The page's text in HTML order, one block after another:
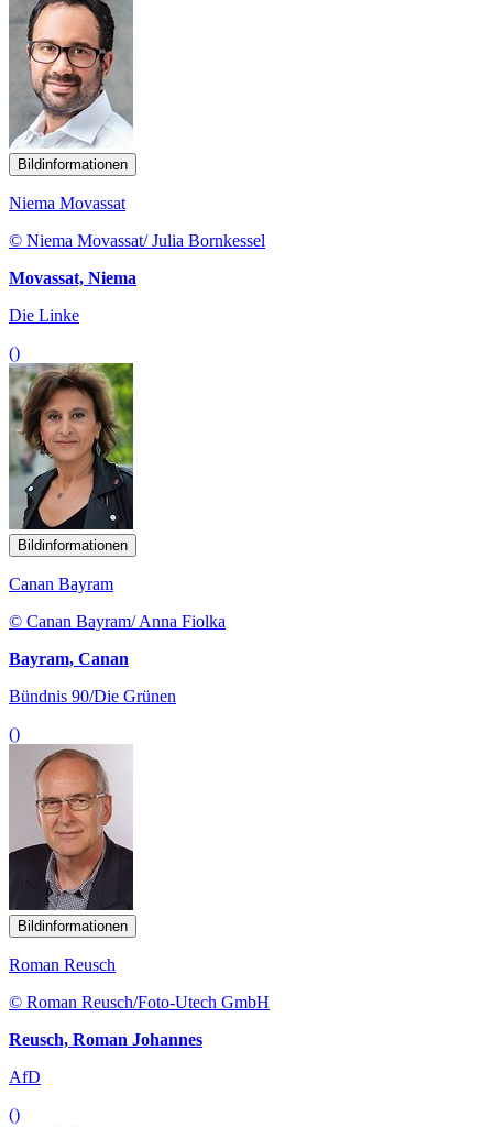
Bildinformationen
Niema Movassat
© Niema Movassat/ Julia Bornkessel
Movassat, Niema
Die Linke
()
Bildinformationen
Canan Bayram
© Canan Bayram/ Anna Fiolka
Bayram, Canan
Bündnis 90/Die Grünen
()
Bildinformationen
Roman Reusch
© Roman Reusch/Foto-Utech GmbH
Reusch, Roman Johannes
AfD
()